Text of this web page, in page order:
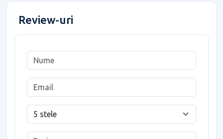
Review-uri